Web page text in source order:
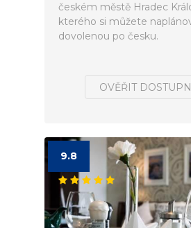
českém městě Hradec
kterého si můžete
dovolenou po česku.
OVĚŘIT
9.8